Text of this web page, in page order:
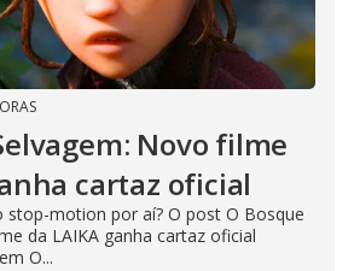
Novo filme
cartaz oficial
stop-motion por aí? O post O Bosque
da LAIKA ganha cartaz oficial
O...